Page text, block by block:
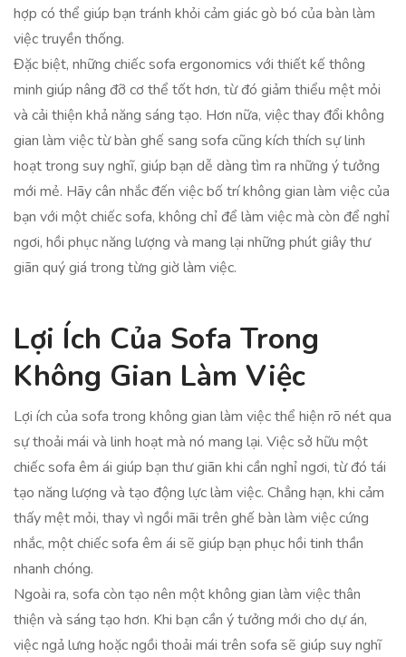
hợp có thể giúp bạn tránh khỏi cảm giác gò bó của bàn làm
việc truyền thống.
Đặc biệt, những chiếc sofa ergonomics với thiết kế thông
minh giúp nâng đỡ cơ thể tốt hơn, từ đó giảm thiểu mệt mỏi
và cải thiện khả năng sáng tạo. Hơn nữa, việc thay đổi không
gian làm việc từ bàn ghế sang sofa cũng kích thích sự linh
hoạt trong suy nghĩ, giúp bạn dễ dàng tìm ra những ý tưởng
mới mẻ. Hãy cân nhắc đến việc bố trí không gian làm việc của
bạn với một chiếc sofa, không chỉ để làm việc mà còn để nghỉ
ngơi, hồi phục năng lượng và mang lại những phút giây thư
giãn quý giá trong từng giờ làm việc.
Lợi Ích Của Sofa Trong
Không Gian Làm Việc
Lợi ích của sofa trong không gian làm việc thể hiện rõ nét qua
sự thoải mái và linh hoạt mà nó mang lại. Việc sở hữu một
chiếc sofa êm ái giúp bạn thư giãn khi cần nghỉ ngơi, từ đó tái
tạo năng lượng và tạo động lực làm việc. Chẳng hạn, khi cảm
thấy mệt mỏi, thay vì ngồi mãi trên ghế bàn làm việc cứng
nhắc, một chiếc sofa êm ái sẽ giúp bạn phục hồi tinh thần
nhanh chóng.
Ngoài ra, sofa còn tạo nên một không gian làm việc thân
thiện và sáng tạo hơn. Khi bạn cần ý tưởng mới cho dự án,
việc ngả lưng hoặc ngồi thoải mái trên sofa sẽ giúp suy nghĩ